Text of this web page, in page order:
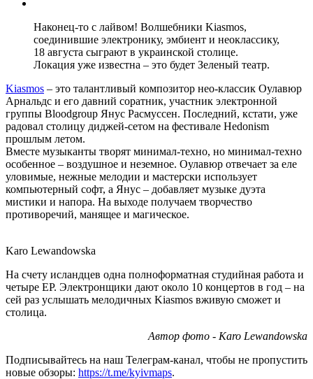
Наконец-то с лайвом! Волшебники Kiasmos,
соединившие электронику, эмбиент и неоклассику,
18 августа сыграют в украинской столице.
Локация уже известна – это будет Зеленый театр.
Kiasmos – это талантливый композитор нео-классик Оулавюр
Арнальдс и его давний соратник, участник электронной
группы Bloodgroup Янус Расмуссен. Последний, кстати, уже
радовал столицу диджей-сетом на фестивале Hedonism
прошлым летом.
Вместе музыканты творят минимал-техно, но минимал-техно
особенное – воздушное и неземное. Оулавюр отвечает за еле
уловимые, нежные мелодии и мастерски использует
компьютерный софт, а Янус – добавляет музыке дуэта
мистики и напора. На выходе получаем творчество
противоречий, манящее и магическое.
Karo Lewandowska
На счету исландцев одна полноформатная студийная работа и
четыре EP. Электронщики дают около 10 концертов в год – на
сей раз услышать мелодичных Kiasmos вживую сможет и
столица.
Автор фото - Karo Lewandowska
Подписывайтесь на наш Телеграм-канал, чтобы не пропустить
новые обзоры: https://t.me/kyivmaps.